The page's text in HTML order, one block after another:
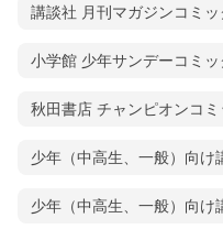
講談社 月刊マガジンコミッ
小学館 少年サンデーコミ
秋田書店 チャンピオンコ
少年（中高生、一般）向け
少年（中高生、一般）向け